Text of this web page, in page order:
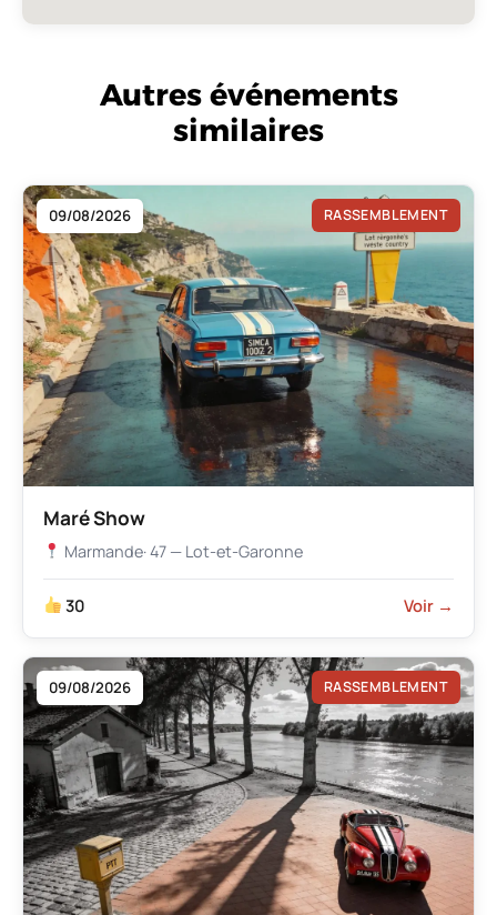
Autres événements
similaires
09/08/2026 RASSEMBLEMENT
Maré Show
Marmande· 47 — Lot-et-Garonne
30 Voir →
09/08/2026 RASSEMBLEMENT